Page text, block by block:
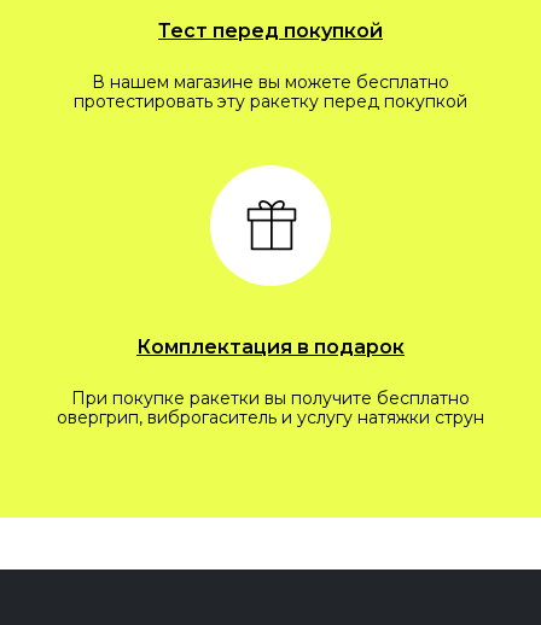
Тест перед покупкой
В нашем магазине вы можете бесплатно
протестировать эту ракетку перед покупкой
Комплектация в подарок
При покупке ракетки вы получите бесплатно
овергрип, виброгаситель и услугу натяжки струн